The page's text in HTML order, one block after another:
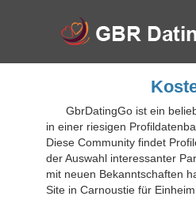
GbrDatingGo ist ein
in einer riesigen
Diese Community findet
der Auswahl interessanter
mit neuen Bekanntschaften
Site in Carnoustie für